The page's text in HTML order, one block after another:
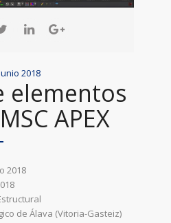
2018
elementos
APEX
2018
de Álava (Vitoria-Gasteiz)